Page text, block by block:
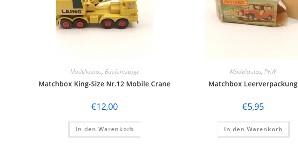
Modellautos, Baufahrzeuge
Matchbox King-Size Nr.12 Mobile Crane
€12,00
In den Warenkorb
Modellautos, PKW
Matchbox Leerverpackung
€5,95
In den Warenkorb